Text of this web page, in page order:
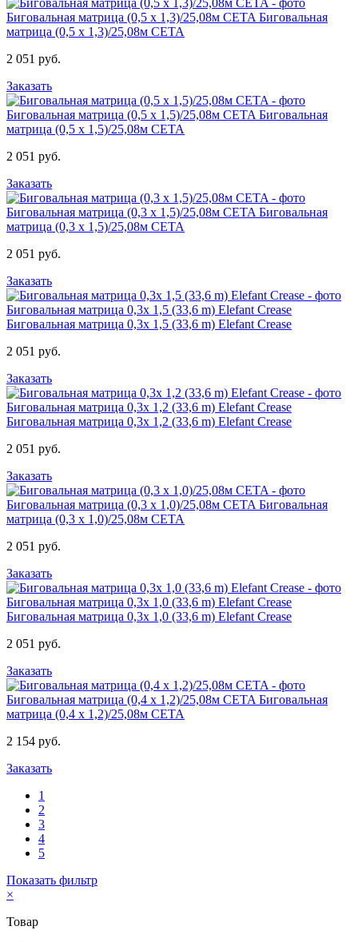
Биговальная матрица (0,5 х 1,3)/25,08м CETA Биговальная
матрица (0,5 х 1,3)/25,08м CETA
2 051 руб.
Заказать
Биговальная матрица (0,5 х 1,5)/25,08м CETA Биговальная
матрица (0,5 х 1,5)/25,08м CETA
2 051 руб.
Заказать
Биговальная матрица (0,3 х 1,5)/25,08м CETA Биговальная
матрица (0,3 х 1,5)/25,08м CETA
2 051 руб.
Заказать
Биговальная матрица 0,3x 1,5 (33,6 m) Elefant Crease
Биговальная матрица 0,3x 1,5 (33,6 m) Elefant Crease
2 051 руб.
Заказать
Биговальная матрица 0,3x 1,2 (33,6 m) Elefant Crease
Биговальная матрица 0,3x 1,2 (33,6 m) Elefant Crease
2 051 руб.
Заказать
Биговальная матрица (0,3 х 1,0)/25,08м CETA Биговальная
матрица (0,3 х 1,0)/25,08м CETA
2 051 руб.
Заказать
Биговальная матрица 0,3x 1,0 (33,6 m) Elefant Crease
Биговальная матрица 0,3x 1,0 (33,6 m) Elefant Crease
2 051 руб.
Заказать
Биговальная матрица (0,4 х 1,2)/25,08м CETA Биговальная
матрица (0,4 х 1,2)/25,08м CETA
2 154 руб.
Заказать
1
2
3
4
5
Показать фильтр
×
Товар